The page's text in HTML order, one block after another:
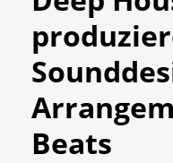
Beats